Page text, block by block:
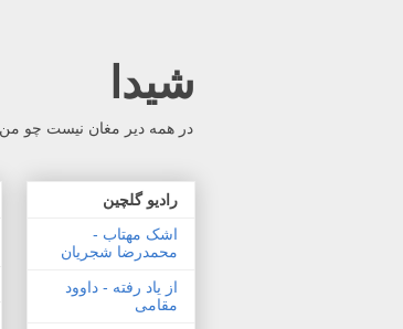
شیدا
در همه دیر مغان نیست چو من
رادیو گلچین
اشک مهتاب -
محمدرضا شجریان
از یاد رفته - داوود
مقامی